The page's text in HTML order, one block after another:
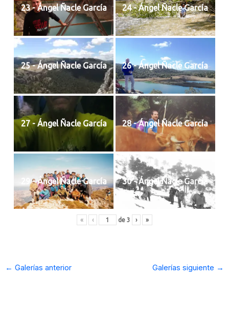
23 - Ángel Ñacle García 24 - Ángel Ñacle García
25 - Ángel Ñacle García 26 - Ángel Ñacle García
27 - Ángel Ñacle García 28 - Ángel Ñacle García
29 - Ángel Ñacle García 30 - Ángel Ñacle García
« ‹ de 3 › »
← Galerías anterior Galerías siguiente →